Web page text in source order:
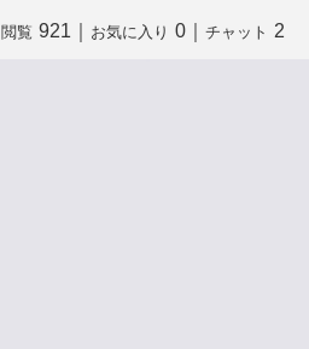
閲覧 921 お気に入り 0 チャット 2